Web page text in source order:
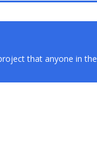
that anyone in